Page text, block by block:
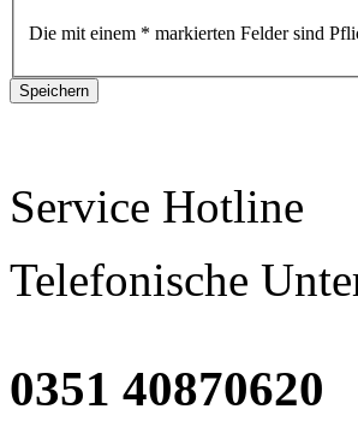
Die mit einem * markierten Felder sind
Service Hotline
Telefonische
0351 40870620